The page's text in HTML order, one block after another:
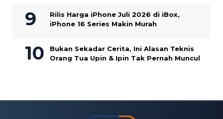
Rilis Harga iPhone Juli 2026 di iBox,
iPhone 16 Series Makin Murah
Bukan Sekadar Cerita, Ini Alasan Teknis
Orang Tua Upin & Ipin Tak Pernah Muncul